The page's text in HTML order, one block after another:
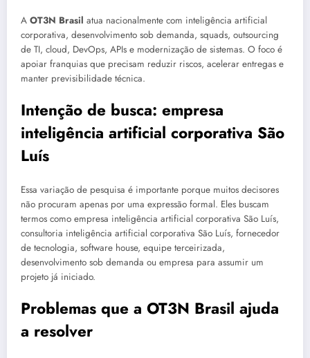
A OT3N Brasil atua nacionalmente com inteligência artificial
corporativa, desenvolvimento sob demanda, squads, outsourcing
de TI, cloud, DevOps, APIs e modernização de sistemas. O foco é
apoiar franquias que precisam reduzir riscos, acelerar entregas e
manter previsibilidade técnica.
Intenção de busca: empresa
inteligência artificial corporativa São
Luís
Essa variação de pesquisa é importante porque muitos decisores
não procuram apenas por uma expressão formal. Eles buscam
termos como empresa inteligência artificial corporativa São Luís,
consultoria inteligência artificial corporativa São Luís, fornecedor
de tecnologia, software house, equipe terceirizada,
desenvolvimento sob demanda ou empresa para assumir um
projeto já iniciado.
Problemas que a OT3N Brasil ajuda
a resolver